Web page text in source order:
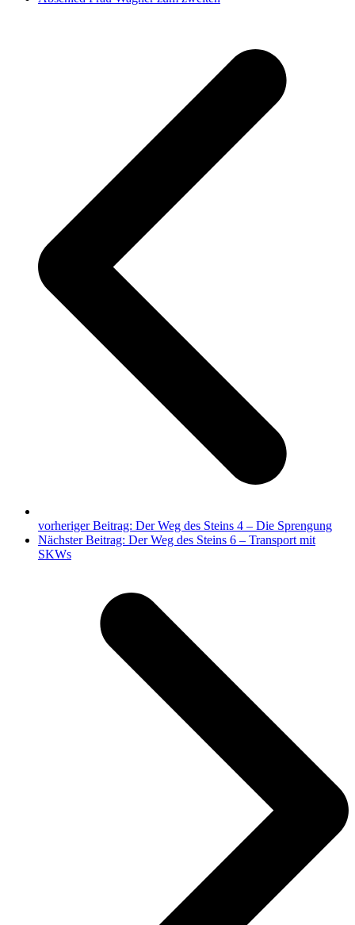
vorheriger Beitrag: Der Weg des Steins 4 – Die Sprengung
Nächster Beitrag: Der Weg des Steins 6 – Transport mit
SKWs